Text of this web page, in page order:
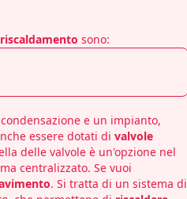
sono:
e un impianto,
essere dotati di valvole
delle valvole è un'opzione nel
centralizzato. Se vuoi
. Si tratta di un sistema di